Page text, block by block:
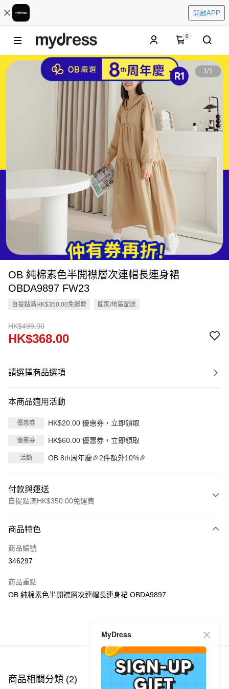
開啟APP
0
1/1
OB 純棉素色半開襟層次連帽長連身裙
OBDA9897 FW23
自提點滿HK$350.00免運費 國家/地區配送
HK$499.00
HK$368.00
請選擇商品選項
本商品適用活動
優惠券 HK$20.00 優惠券，立即領取
優惠券 HK$60.00 優惠券，立即領取
活動 OB 8th周年慶🎉2件額外10%🎉
付款與運送
自提點滿HK$350.00免運費
信用卡
Apple Pay
PayMe
每筆HK$40.00，滿HK$350.00或以上免運費
付款後順豐站及營業點
商品特色
商品編號
346297
商品重點
OB 純棉素色半開襟層次連帽長連身裙 OBDA9897
商品推薦
商品相關分類 (2)
MyDress